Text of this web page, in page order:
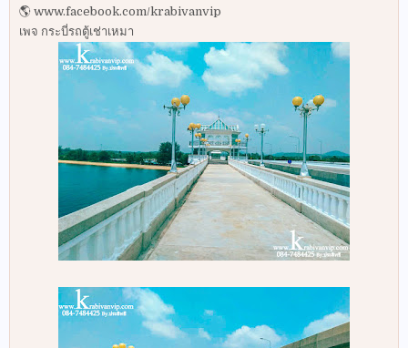
🌎 www.facebook.com/krabivanvip
เพจ กระบี่รถตู้เช่าเหมา